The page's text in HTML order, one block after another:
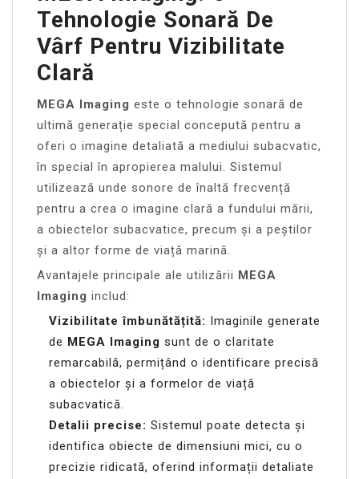
Tehnologie Sonară De
Vârf Pentru Vizibilitate
Clară
MEGA Imaging este o tehnologie sonară de
ultimă generație special concepută pentru a
oferi o imagine detaliată a mediului subacvatic,
în special în apropierea malului. Sistemul
utilizează unde sonore de înaltă frecvență
pentru a crea o imagine clară a fundului mării,
a obiectelor subacvatice, precum și a peștilor
și a altor forme de viață marină.
Avantajele principale ale utilizării MEGA
Imaging includ:
Vizibilitate îmbunătățită: Imaginile generate
de MEGA Imaging sunt de o claritate
remarcabilă, permițând o identificare precisă
a obiectelor și a formelor de viață
subacvatică.
Detalii precise: Sistemul poate detecta și
identifica obiecte de dimensiuni mici, cu o
precizie ridicată, oferind informații detaliate